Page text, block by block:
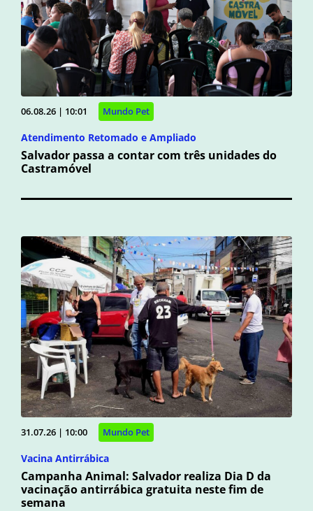
06.08.26 | 10:01 Mundo Pet
Atendimento Retomado e Ampliado
Salvador passa a contar com três unidades do
Castramóvel
31.07.26 | 10:00 Mundo Pet
Vacina Antirrábica
Campanha Animal: Salvador realiza Dia D da
vacinação antirrábica gratuita neste fim de
semana